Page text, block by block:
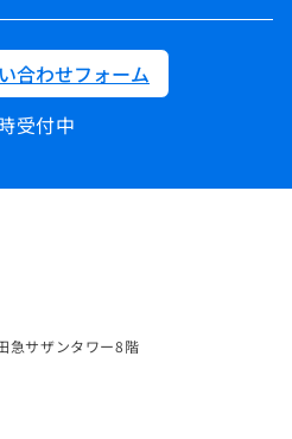
合わせフォーム
受付中
急サザンタワー8階